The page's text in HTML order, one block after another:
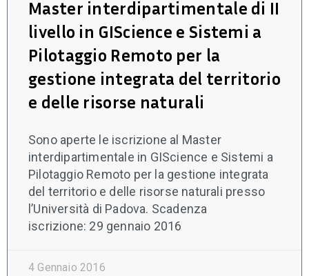
Master interdipartimentale di II
livello in GIScience e Sistemi a
Pilotaggio Remoto per la
gestione integrata del territorio
e delle risorse naturali
Sono aperte le iscrizione al Master
interdipartimentale in GIScience e Sistemi a
Pilotaggio Remoto per la gestione integrata
del territorio e delle risorse naturali presso
l’Università di Padova. Scadenza
iscrizione: 29 gennaio 2016
4 Gennaio 2016